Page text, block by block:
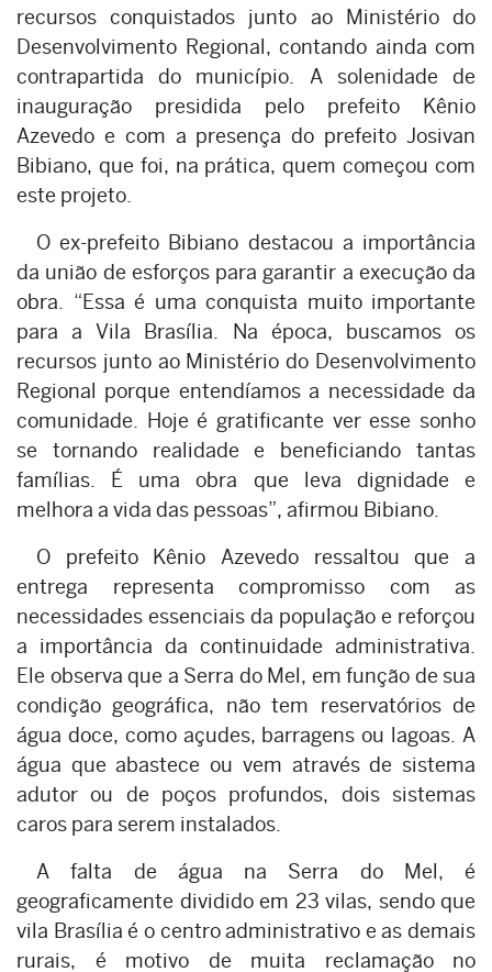
recursos conquistados junto ao Ministério do
Desenvolvimento Regional, contando ainda com
contrapartida do município. A solenidade de
inauguração presidida pelo prefeito Kênio
Azevedo e com a presença do prefeito Josivan
Bibiano, que foi, na prática, quem começou com
este projeto.
O ex-prefeito Bibiano destacou a importância
da união de esforços para garantir a execução da
obra. “Essa é uma conquista muito importante
para a Vila Brasília. Na época, buscamos os
recursos junto ao Ministério do Desenvolvimento
Regional porque entendíamos a necessidade da
comunidade. Hoje é gratificante ver esse sonho
se tornando realidade e beneficiando tantas
famílias. É uma obra que leva dignidade e
melhora a vida das pessoas”, afirmou Bibiano.
O prefeito Kênio Azevedo ressaltou que a
entrega representa compromisso com as
necessidades essenciais da população e reforçou
a importância da continuidade administrativa.
Ele observa que a Serra do Mel, em função de sua
condição geográfica, não tem reservatórios de
água doce, como açudes, barragens ou lagoas. A
água que abastece ou vem através de sistema
adutor ou de poços profundos, dois sistemas
caros para serem instalados.
A falta de água na Serra do Mel, é
geograficamente dividido em 23 vilas, sendo que
vila Brasília é o centro administrativo e as demais
rurais, é motivo de muita reclamação no